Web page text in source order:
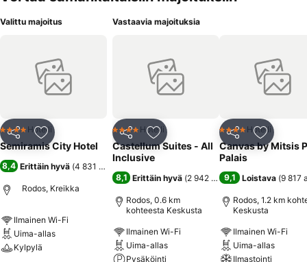
Valittu majoitus
Jaa Lisää suosikkeihin
4 Tähtiluokitus
Hotelli
Semiramis City Hotel
8,4 Erittäin hyvä (4 831 arviota
Rodos, Kreikka
Ilmainen Wi-Fi
Uima-allas
Kylpylä
Vastaavia majoituksia
Jaa Lisää suosikkeihin
4 Tähtiluokitus
Hotelli
Castellum Suites - All
Inclusive
8,1 Erittäin hyvä (2 942 arviota )
Rodos, 0.6 km
kohteesta Keskusta
Ilmainen Wi-Fi
Uima-allas
Pysäköinti
Jaa Lisää
4 Tähtiluokitus
Hotelli
Canvas by Mitsis
Palais
9,1 Loistava (9 817
Rodos, 1.2 km
Keskusta
Ilmainen Wi-Fi
Uima-allas
Ilmastointi